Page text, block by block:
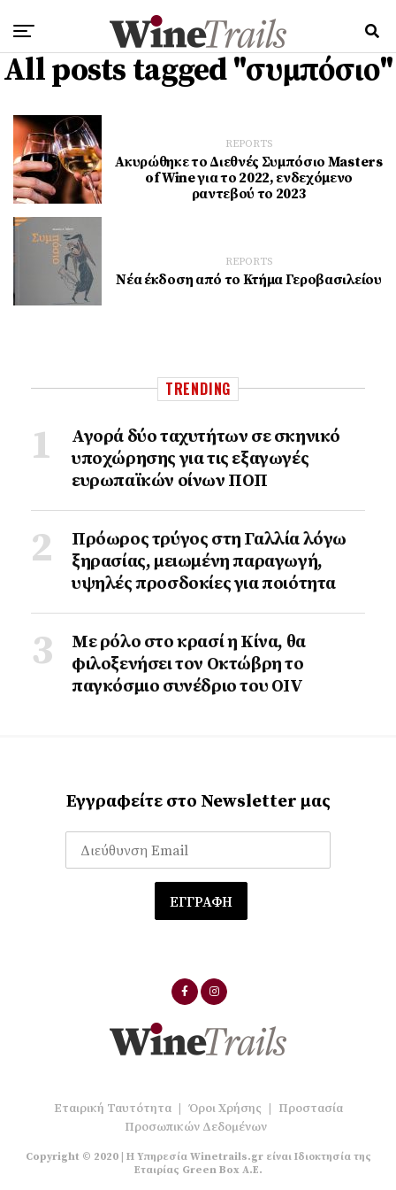
All posts tagged "συμπόσιο"
REPORTS
Ακυρώθηκε το Διεθνές Συμπόσιο Masters
of Wine για το 2022, ενδεχόμενο
ραντεβού το 2023
REPORTS
Νέα έκδοση από το Κτήμα Γεροβασιλείου
TRENDING
Αγορά δύο ταχυτήτων σε σκηνικό
υποχώρησης για τις εξαγωγές
ευρωπαϊκών οίνων ΠΟΠ
Πρόωρος τρύγος στη Γαλλία λόγω
ξηρασίας, μειωμένη παραγωγή,
υψηλές προσδοκίες για ποιότητα
Με ρόλο στο κρασί η Κίνα, θα
φιλοξενήσει τον Οκτώβρη το
παγκόσμιο συνέδριο του ΟΙV
Εγγραφείτε στο Newsletter μας
Εταιρική Ταυτότητα | Όροι Χρήσης | Προστασία
Προσωπικών Δεδομένων
Copyright © 2020 | Η Υπηρεσία Winetrails.gr είναι Ιδιοκτησία της
Εταιρίας Green Box A.E.